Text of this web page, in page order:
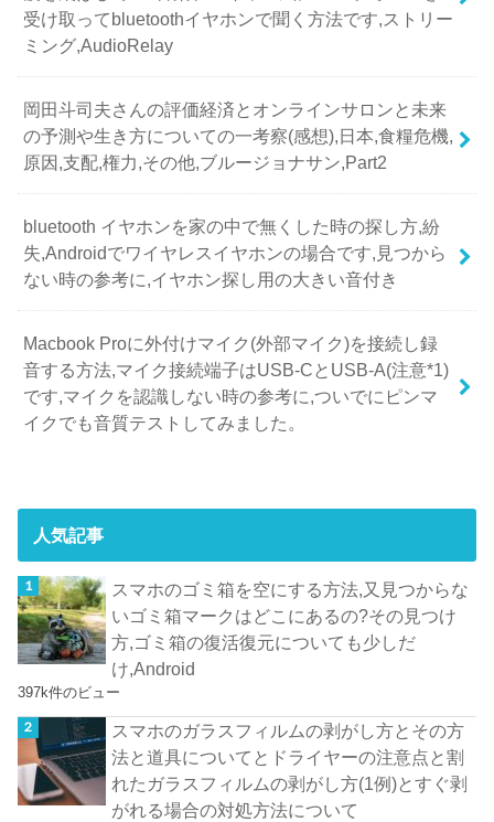
受け取ってbluetoothイヤホンで聞く方法です,ストリー
ミング,AudioRelay
岡田斗司夫さんの評価経済とオンラインサロンと未来
の予測や生き方についての一考察(感想),日本,食糧危機,
原因,支配,権力,その他,ブルージョナサン,Part2
bluetooth イヤホンを家の中で無くした時の探し方,紛
失,Androidでワイヤレスイヤホンの場合です,見つから
ない時の参考に,イヤホン探し用の大きい音付き
Macbook Proに外付けマイク(外部マイク)を接続し録
音する方法,マイク接続端子はUSB-CとUSB-A(注意*1)
です,マイクを認識しない時の参考に,ついでにピンマ
イクでも音質テストしてみました。
人気記事
スマホのゴミ箱を空にする方法,又見つからな
いゴミ箱マークはどこにあるの?その見つけ
方,ゴミ箱の復活復元についても少しだ
け,Android
397k件のビュー
スマホのガラスフィルムの剥がし方とその方
法と道具についてとドライヤーの注意点と割
れたガラスフィルムの剥がし方(1例)とすぐ剥
がれる場合の対処方法について